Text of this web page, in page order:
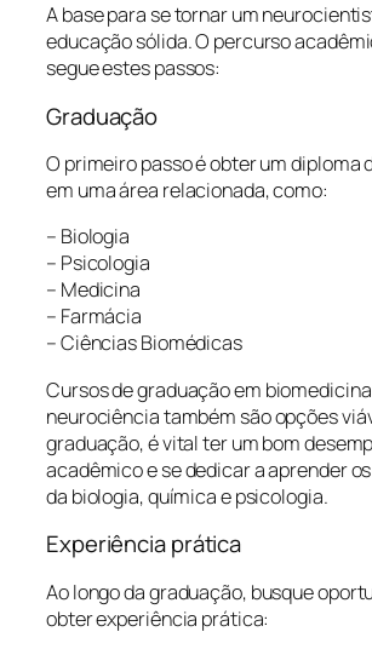
A base para se tornar um
educação sólida. O percurso
segue estes passos:
Graduação
O primeiro passo é obter um diploma
em uma área relacionada, como:
– Biologia
– Psicologia
– Medicina
– Farmácia
– Ciências Biomédicas
Cursos de graduação em
neurociência também são opções
graduação, é vital ter um bom
acadêmico e se dedicar a aprender
da biologia, química e psicologia.
Experiência prática
Ao longo da graduação, busque
obter experiência prática: